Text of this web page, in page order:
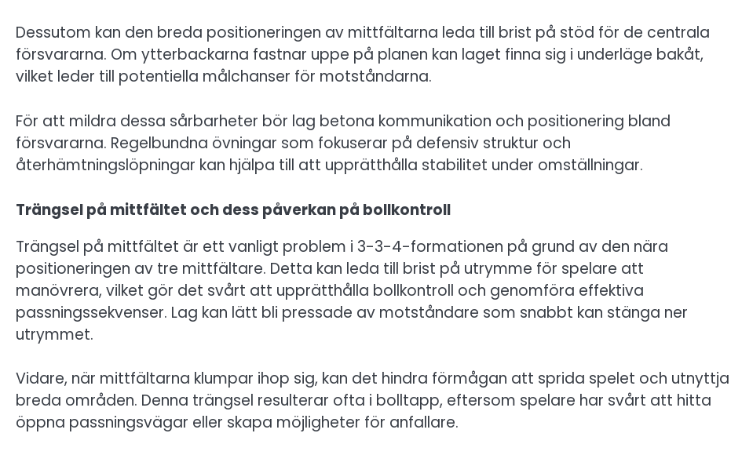
Dessutom kan den breda positioneringen av mittfältarna leda till brist på stöd för de centrala
försvararna. Om ytterbackarna fastnar uppe på planen kan laget finna sig i underläge bakåt,
vilket leder till potentiella målchanser för motståndarna.
För att mildra dessa sårbarheter bör lag betona kommunikation och positionering bland
försvararna. Regelbundna övningar som fokuserar på defensiv struktur och
återhämtningslöpningar kan hjälpa till att upprätthålla stabilitet under omställningar.
Trängsel på mittfältet och dess påverkan på bollkontroll
Trängsel på mittfältet är ett vanligt problem i 3-3-4-formationen på grund av den nära
positioneringen av tre mittfältare. Detta kan leda till brist på utrymme för spelare att
manövrera, vilket gör det svårt att upprätthålla bollkontroll och genomföra effektiva
passningssekvenser. Lag kan lätt bli pressade av motståndare som snabbt kan stänga ner
utrymmet.
Vidare, när mittfältarna klumpar ihop sig, kan det hindra förmågan att sprida spelet och utnyttja
breda områden. Denna trängsel resulterar ofta i bolltapp, eftersom spelare har svårt att hitta
öppna passningsvägar eller skapa möjligheter för anfallare.